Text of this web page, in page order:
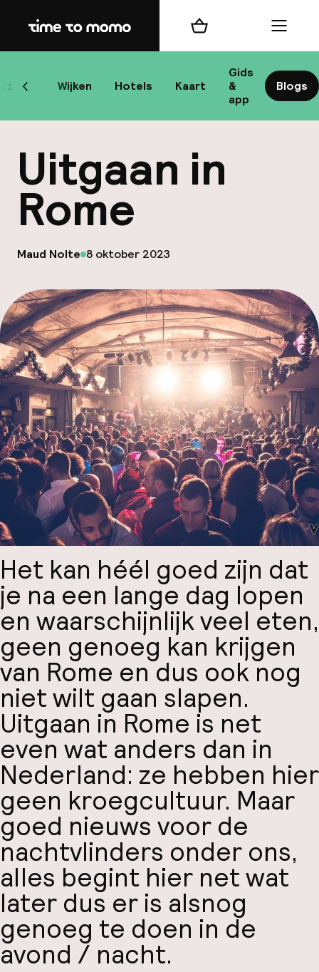
Home
Wijken Hotels Kaart
Gids
&
app
Blogs
Scroll naar links
Winkelmand Menu
Uitgaan in
Rome
Gepubliceerd door
Maud Nolte op
8 oktober 2023
Het kan héél goed zijn dat
je na een lange dag lopen
en waarschijnlijk veel eten,
geen genoeg kan krijgen
van Rome en dus ook nog
niet wilt gaan slapen.
Uitgaan in Rome is net
even wat anders dan in
Nederland: ze hebben hier
geen kroegcultuur. Maar
goed nieuws voor de
nachtvlinders onder ons,
alles begint hier net wat
later dus er is alsnog
genoeg te doen in de
avond / nacht.